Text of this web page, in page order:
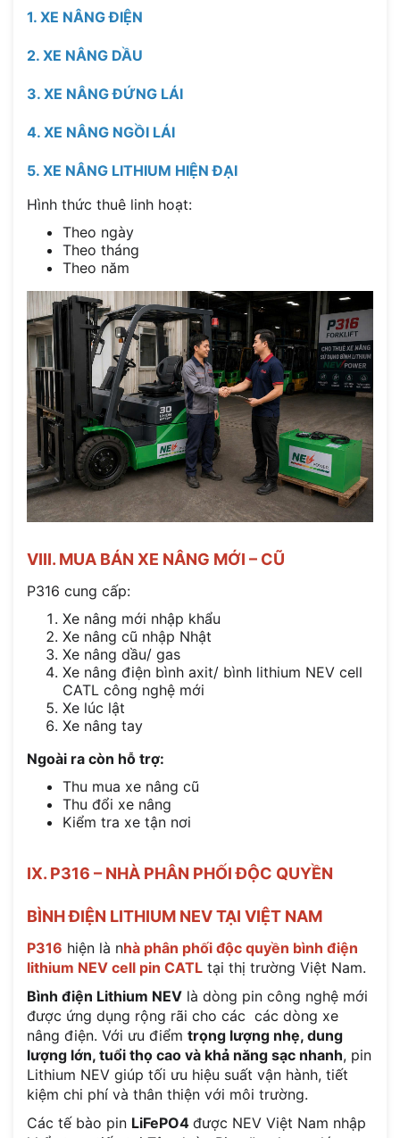
1. XE NÂNG ĐIỆN
2. XE NÂNG DẦU
3. XE NÂNG ĐỨNG LÁI
4. XE NÂNG NGỒI LÁI
5. XE NÂNG LITHIUM HIỆN ĐẠI
Hình thức thuê linh hoạt:
Theo ngày
Theo tháng
Theo năm
VIII. MUA BÁN XE NÂNG MỚI – CŨ
P316 cung cấp:
Xe nâng mới nhập khẩu
Xe nâng cũ nhập Nhật
Xe nâng dầu/ gas
Xe nâng điện bình axit/ bình lithium NEV cell
CATL công nghệ mới
Xe lúc lật
Xe nâng tay
Ngoài ra còn hỗ trợ:
Thu mua xe nâng cũ
Thu đổi xe nâng
Kiểm tra xe tận nơi
IX. P316 – NHÀ PHÂN PHỐI ĐỘC QUYỀN
BÌNH ĐIỆN LITHIUM NEV TẠI VIỆT NAM
P316 hiện là nhà phân phối độc quyền bình điện
lithium NEV cell pin CATL tại thị trường Việt Nam.
Bình điện Lithium NEV là dòng pin công nghệ mới
được ứng dụng rộng rãi cho các các dòng xe
nâng điện. Với ưu điểm trọng lượng nhẹ, dung
lượng lớn, tuổi thọ cao và khả năng sạc nhanh, pin
Lithium NEV giúp tối ưu hiệu suất vận hành, tiết
kiệm chi phí và thân thiện với môi trường.
Các tế bào pin LiFePO4 được NEV Việt Nam nhập